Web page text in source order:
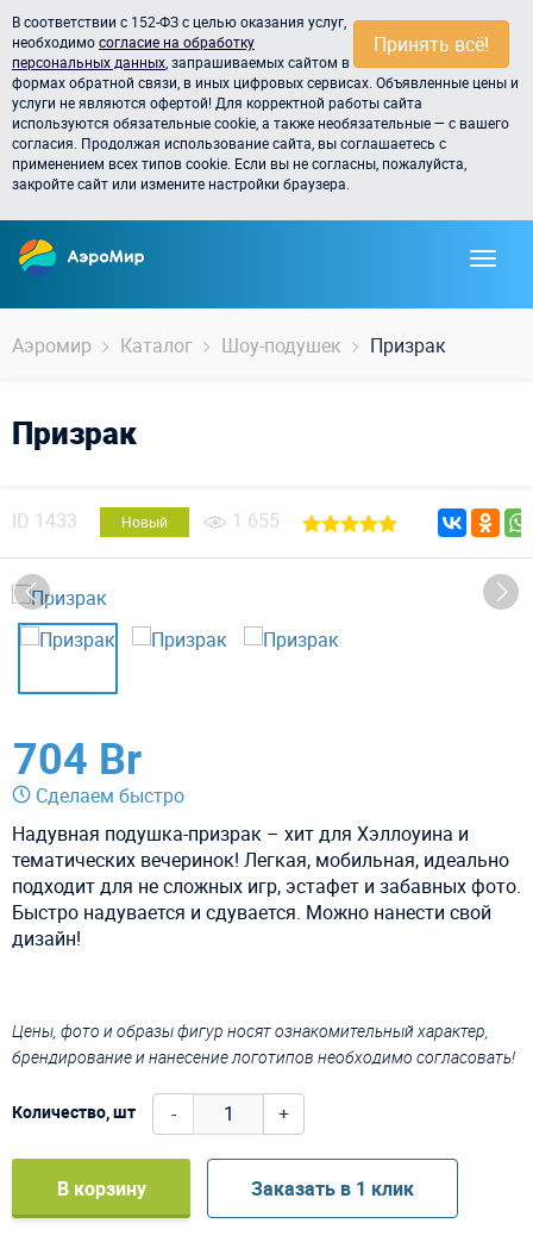
Принять всё!
В соответствии с 152-ФЗ с целью оказания услуг,
необходимосогласие на обработку
персональных данных , запрашиваемых сайтом в
формах обратной связи, в иных цифровых сервисах. Объявленные цены и
услуги не являются офертой! Для корректной работы сайта
используются обязательные cookie, а также необязательные — с вашего
согласия. Продолжая использование сайта, вы соглашаетесь с
применением всех типов cookie. Если вы не согласны, пожалуйста,
закройте сайт или измените настройки браузера.
Аэромир Каталог Шоу-подушек Призрак
Призрак
ID 1433 Новый 1 655
704 Br
Сделаем быстро
Надувная подушка-призрак – хит для Хэллоуина и
тематических вечеринок! Легкая, мобильная, идеально
подходит для не сложных игр, эстафет и забавных фото.
Быстро надувается и сдувается. Можно нанести свой
дизайн!
Цены, фото и образы фигур носят ознакомительный характер,
брендирование и нанесение логотипов необходимо согласовать!
Количество, шт - +
В корзину Заказать в 1 клик